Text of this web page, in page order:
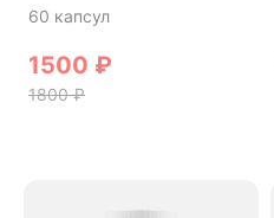
Зависимости
60 капсул
1500 ₽
1800₽